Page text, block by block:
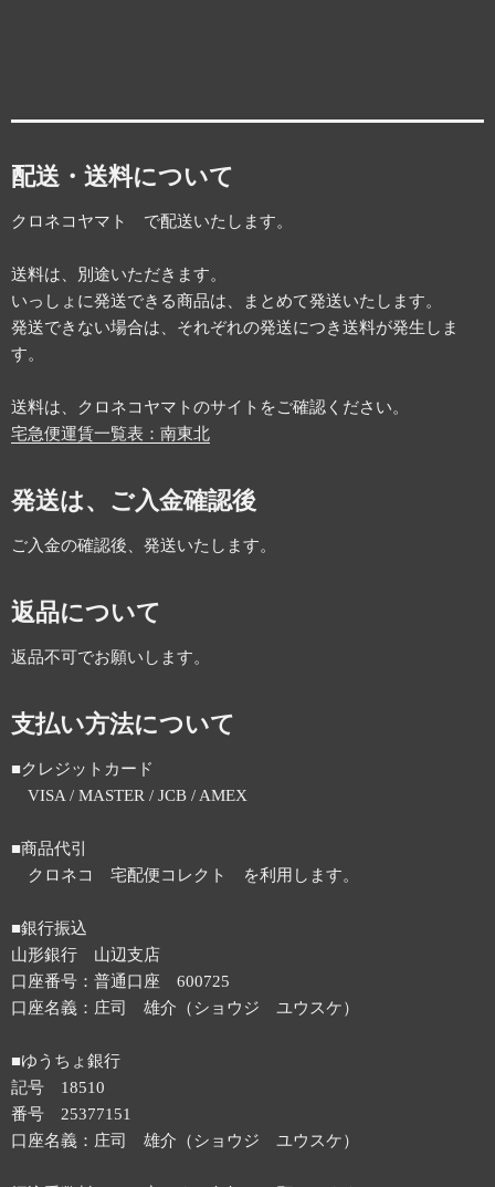
配送・送料について
クロネコヤマト で配送いたします。
送料は、別途いただきます。
いっしょに発送できる商品は、まとめて発送いたします。
発送できない場合は、それぞれの発送につき送料が発生しま
す。
送料は、クロネコヤマトのサイトをご確認ください。
宅急便運賃一覧表：南東北
発送は、ご入金確認後
ご入金の確認後、発送いたします。
返品について
返品不可でお願いします。
支払い方法について
■クレジットカード
VISA / MASTER / JCB / AMEX
■商品代引
クロネコ 宅配便コレクト を利用します。
■銀行振込
山形銀行 山辺支店
口座番号：普通口座 600725
口座名義：庄司 雄介（ショウジ ユウスケ）
■ゆうちょ銀行
記号 18510
番号 25377151
口座名義：庄司 雄介（ショウジ ユウスケ）